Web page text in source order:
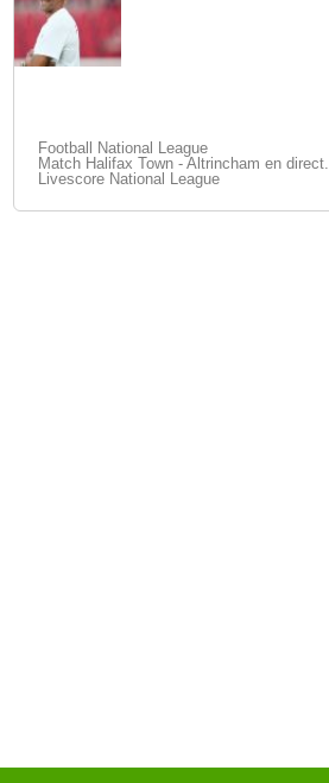
Football National League
Match Halifax Town - Altrincham en direct.
Livescore National League